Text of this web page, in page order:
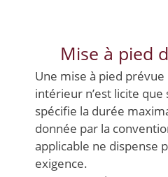
Mise à pied
Une mise à pied
intérieur n’est licite
spécifie la durée
donnée par la
applicable ne dispense
exigence.